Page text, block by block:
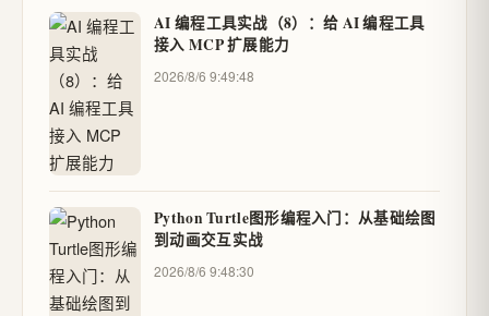
AI 编程工具实战（8）：给 AI 编程工具
接入 MCP 扩展能力
2026/8/6 9:49:48
Python Turtle图形编程入门：从基础绘图
到动画交互实战
2026/8/6 9:48:30